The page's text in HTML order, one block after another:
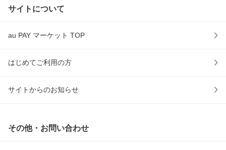
サイトについて
au PAY マーケット TOP
はじめてご利用の方
サイトからのお知らせ
その他・お問い合わせ